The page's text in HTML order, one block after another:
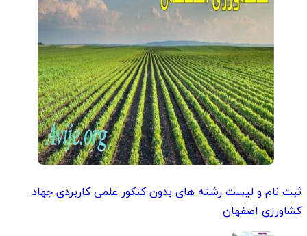
ثبت نام و لیست رشته های بدون کنکور علمی کاربردی جهاد
کشاورزی اصفهان